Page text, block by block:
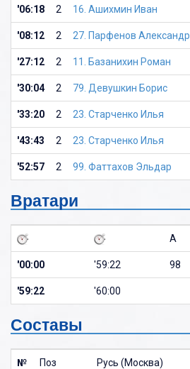
'06:18 2 16. Ашихмин Иван
'08:12 2 27. Парфенов Александр
'27:12 2 11. Базанихин Роман
'30:04 2 79. Девушкин Борис
'33:20 2 23. Старченко Илья
'43:43 2 23. Старченко Илья
'52:57 2 99. Фаттахов Эльдар
Вратари
A
'00:00 '59:22 98
'59:22 '60:00
Составы
№ Поз Русь (Москва)